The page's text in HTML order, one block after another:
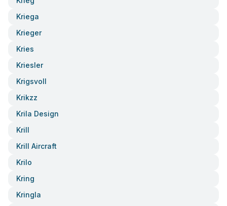
Kriega
Krieger
Kries
Kriesler
Krigsvoll
Krikzz
Krila Design
Krill
Krill Aircraft
Krilo
Kring
Kringla